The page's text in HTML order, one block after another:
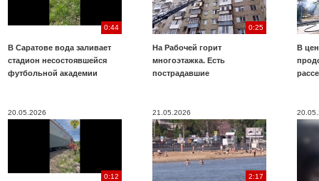
0:44
В Саратове вода заливает
стадион несостоявшейся
футбольной академии
0:25
На Рабочей горит
многоэтажка. Есть
пострадавшие
В
20.05.2026
0:12
21.05.2026
2:17